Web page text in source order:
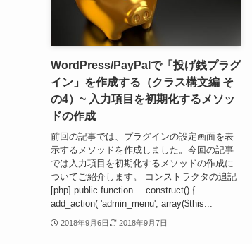
WordPress/PayPalで「投げ銭プラグ
イン」を作成する（クラス構文編 そ
の4）~ 入力項目を初期化するメソッ
ドの作成
前回の記事では、プラグインの設定画面を表
示するメソッドを作成しました。今回の記事
では入力項目を初期化するメソッドの作成に
ついてご紹介します。 コンストラクタの追記
[php] public function __construct() {
add_action( 'admin_menu', array($this...
2018年9月6日 2018年9月7日